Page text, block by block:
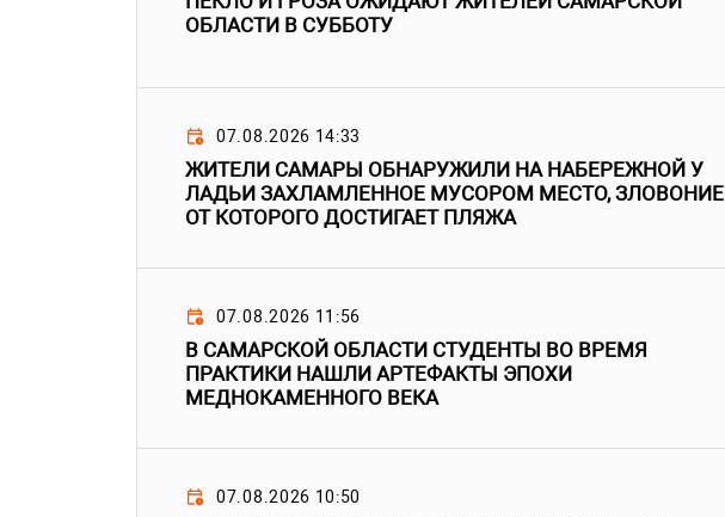
ОБЛАСТИ В СУББОТУ
07.08.2026 14:33
ЖИТЕЛИ САМАРЫ ОБНАРУЖИЛИ НА НАБЕРЕЖНОЙ У
ЛАДЬИ ЗАХЛАМЛЕННОЕ МУСОРОМ МЕСТО, ЗЛОВОНИЕ
ОТ КОТОРОГО ДОСТИГАЕТ ПЛЯЖА
07.08.2026 11:56
В САМАРСКОЙ ОБЛАСТИ СТУДЕНТЫ ВО ВРЕМЯ
ПРАКТИКИ НАШЛИ АРТЕФАКТЫ ЭПОХИ
МЕДНОКАМЕННОГО ВЕКА
07.08.2026 10:50